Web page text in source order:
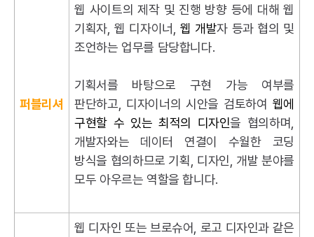
퍼블리셔
웹 사이트의 제작 및 진행 방향 등에 대해 웹
기획자, 웹 디자이너, 웹 개발자 등과 협의 및
조언하는 업무를 담당합니다.
기획서를 바탕으로 구현 가능 여부를
판단하고, 디자이너의 시안을 검토하여 웹에
구현할 수 있는 최적의 디자인을 협의하며,
개발자와는 데이터 연결이 수월한 코딩
방식을 협의하므로 기획, 디자인, 개발 분야를
모두 아우르는 역할을 합니다.
웹 디자인 또는 브로슈어, 로고 디자인과 같은